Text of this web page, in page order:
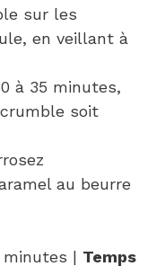
sur les
en veillant à
à 35 minutes,
soit
au beurre
minutes | Temps